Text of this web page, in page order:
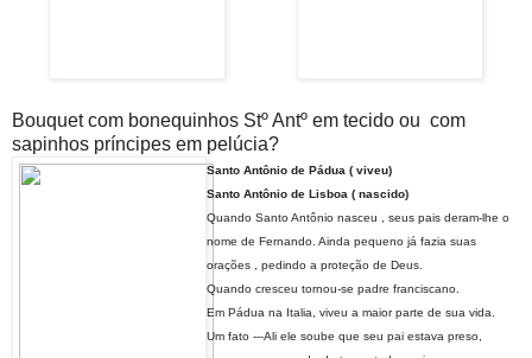
Bouquet com bonequinhos Stº Antº em tecido ou com
sapinhos príncipes em pelúcia?
Santo Antônio de Pádua ( viveu)
Santo Antônio de Lisboa ( nascido)
Quando Santo Antônio nasceu , seus pais deram-lhe o
nome de Fernando. Ainda pequeno já fazia suas
orações , pedindo a proteção de Deus.
Quando cresceu tornou-se padre franciscano.
Em Pádua na Italia, viveu a maior parte de sua vida.
Um fato ---Ali ele soube que seu pai estava preso,